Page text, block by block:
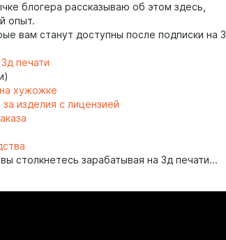
блогера рассказываю об этом здесь,
опыт.
вам станут доступны после подписки на 3
печати
хужожке
изделия с лицензией
столкнетесь зарабатывая на 3д печати...